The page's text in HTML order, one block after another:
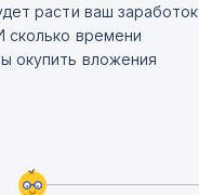
расти ваш заработок
сколько времени
окупить вложения